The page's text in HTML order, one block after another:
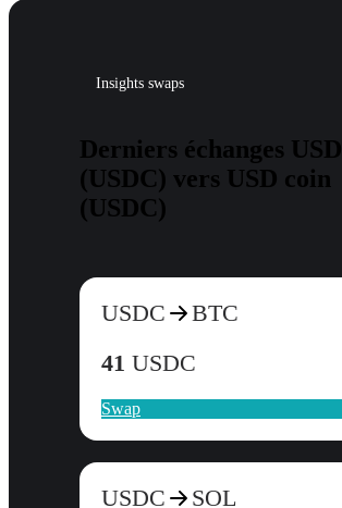
Insights swaps
Derniers échanges
(USDC) vers USD coin
(USDC)
USDC
BTC
41 USDC
Swap
USDC SOL